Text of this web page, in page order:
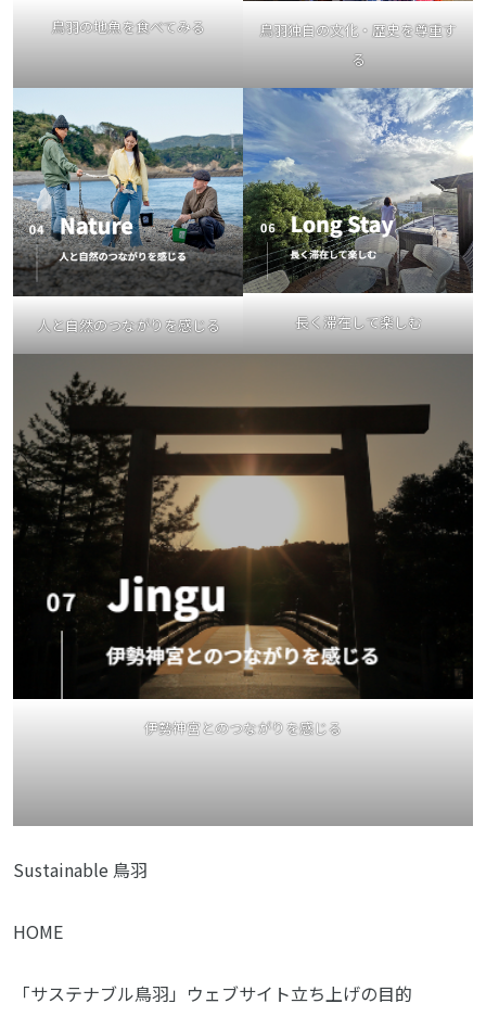
鳥羽の地魚を食べてみる
鳥羽独自の文化・歴史を尊重す
る
人と自然のつながりを感じる 長く滞在して楽しむ
伊勢神宮とのつながりを感じる
Sustainable 鳥羽
HOME
「サステナブル鳥羽」ウェブサイト立ち上げの目的